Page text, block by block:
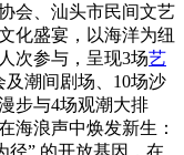
会、汕头市民间文艺
化盛宴，以海洋为纽
次参与，呈现3场艺
及潮间剧场、10场沙
步与4场观潮大排
海浪声中焕发新生：